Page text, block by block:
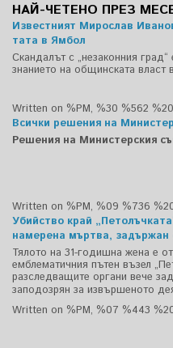
НАЙ-ЧЕТЕНО ПРЕЗ
Известният Мирослав
тата в Ямбол
Скандалът с „незаконния
знанието на общинската власт
Written on %PM, %30 %562
Всички решения на
Решения на Министерския
Written on %PM, %09 %736
Убийство край
намерена мъртва,
Тялото на 31-годишна жена е
емблематичния пътен възел
разследващите органи вече
заподозрян за извършеното
Written on %PM, %07 %443